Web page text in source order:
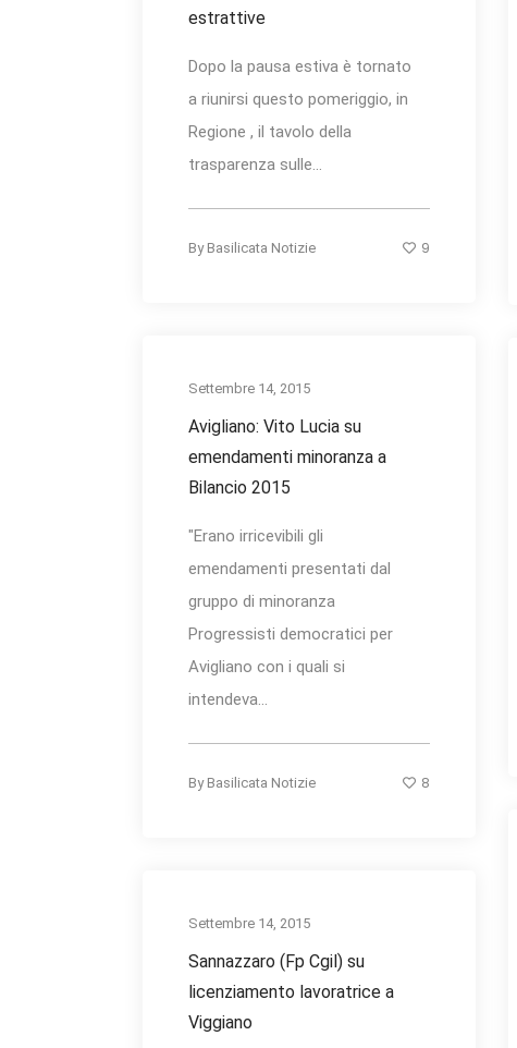
estrattive
Dopo la pausa estiva è tornato
a riunirsi questo pomeriggio, in
Regione , il tavolo della
trasparenza sulle...
By Basilicata Notizie 9
Settembre 14, 2015
Avigliano: Vito Lucia su
emendamenti minoranza a
Bilancio 2015
"Erano irricevibili gli
emendamenti presentati dal
gruppo di minoranza
Progressisti democratici per
Avigliano con i quali si
intendeva...
By Basilicata Notizie 8
Settembre 14, 2015
Sannazzaro (Fp Cgil) su
licenziamento lavoratrice a
Viggiano